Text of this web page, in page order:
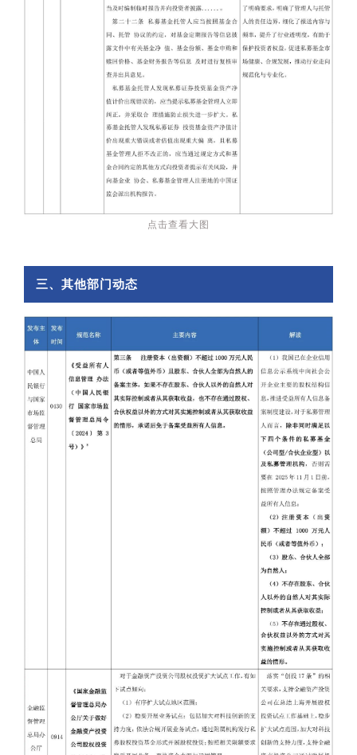
点击查看大图
三、其他部门动态